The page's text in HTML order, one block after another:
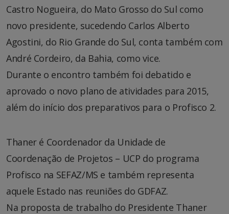
Castro Nogueira, do Mato Grosso do Sul como
novo presidente, sucedendo Carlos Alberto
Agostini, do Rio Grande do Sul, conta também com
André Cordeiro, da Bahia, como vice.
Durante o encontro também foi debatido e
aprovado o novo plano de atividades para 2015,
além do início dos preparativos para o Profisco 2.
Thaner é Coordenador da Unidade de
Coordenação de Projetos – UCP do programa
Profisco na SEFAZ/MS e também representa
aquele Estado nas reuniões do GDFAZ.
Na proposta de trabalho do Presidente Thaner